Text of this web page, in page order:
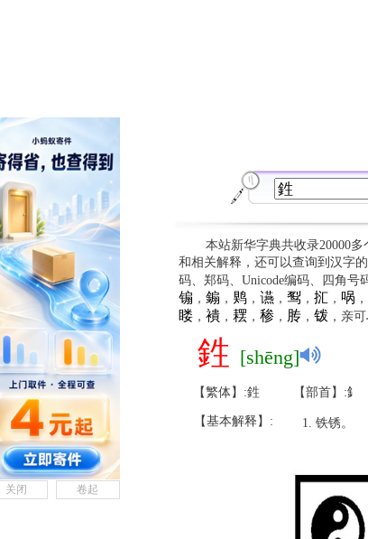
本站新华字典共收录20000
和相关解释，还可以查询到汉字
码、郑码、Unicode编码、四角号
䦂 ， 䥇 ， 䴗， 䜩， 䴕， 㧟 ， 㖞 ，
䁖， 䙡， 䎬 ， 䅟， 䏝， 䥽，亲可
鉎 [shēng]
【繁体】:鉎 【部首】:釒
【基本解释】: 铁锈。
关闭 卷起